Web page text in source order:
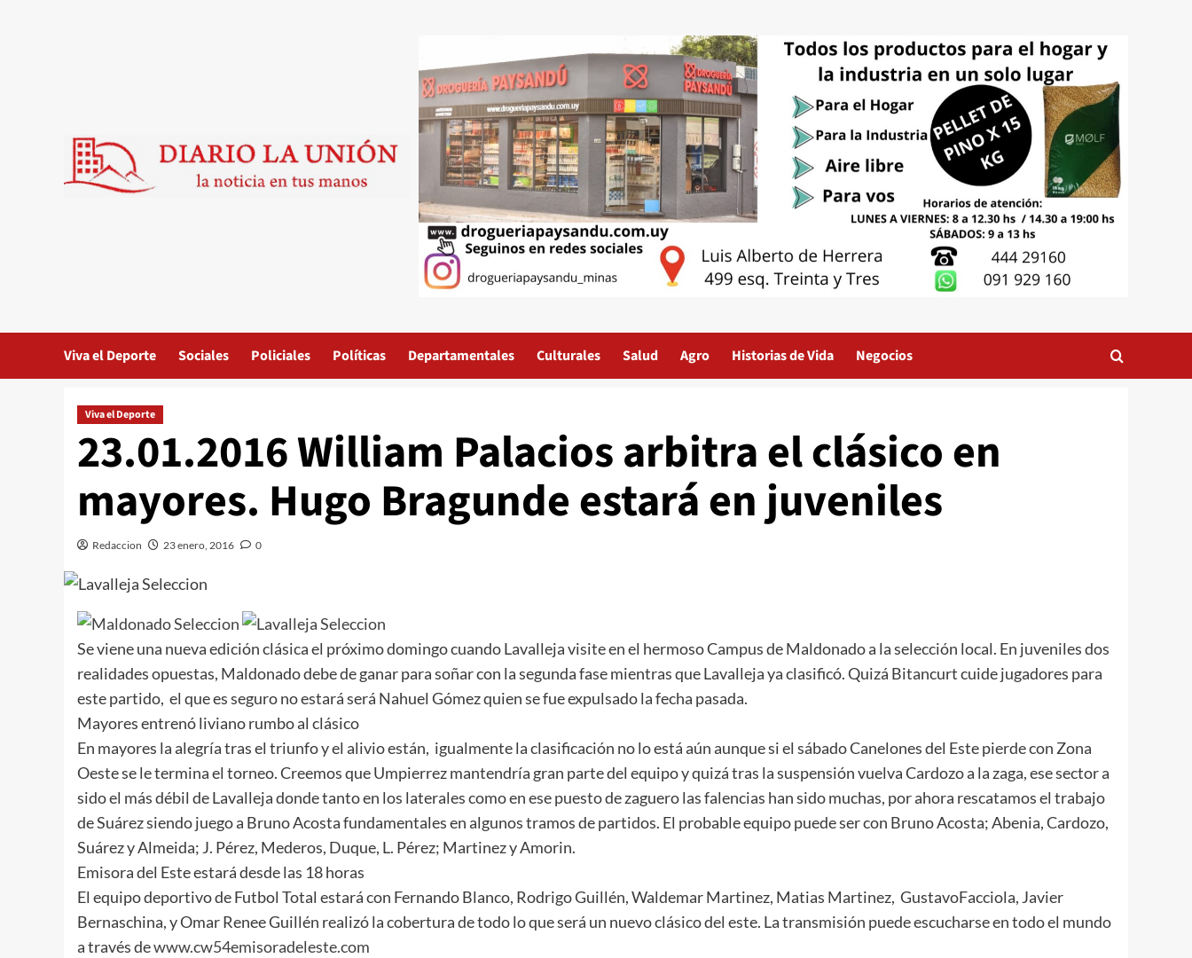
Viva el Deporte Sociales Policiales Políticas Departamentales Culturales Salud Agro Historias de Vida Negocios
Viva el Deporte
23.01.2016 William Palacios arbitra el clásico en
mayores. Hugo Bragunde estará en juveniles
Redaccion 23 enero, 2016 0
Se viene una nueva edición clásica el próximo domingo cuando Lavalleja visite en el hermoso Campus de Maldonado a la selección local. En juveniles dos
realidades opuestas, Maldonado debe de ganar para soñar con la segunda fase mientras que Lavalleja ya clasificó. Quizá Bitancurt cuide jugadores para
este partido, el que es seguro no estará será Nahuel Gómez quien se fue expulsado la fecha pasada.
Mayores entrenó liviano rumbo al clásico
En mayores la alegría tras el triunfo y el alivio están, igualmente la clasificación no lo está aún aunque si el sábado Canelones del Este pierde con Zona
Oeste se le termina el torneo. Creemos que Umpierrez mantendría gran parte del equipo y quizá tras la suspensión vuelva Cardozo a la zaga, ese sector a
sido el más débil de Lavalleja donde tanto en los laterales como en ese puesto de zaguero las falencias han sido muchas, por ahora rescatamos el trabajo
de Suárez siendo juego a Bruno Acosta fundamentales en algunos tramos de partidos. El probable equipo puede ser con Bruno Acosta; Abenia, Cardozo,
Suárez y Almeida; J. Pérez, Mederos, Duque, L. Pérez; Martinez y Amorin.
Emisora del Este estará desde las 18 horas
El equipo deportivo de Futbol Total estará con Fernando Blanco, Rodrigo Guillén, Waldemar Martinez, Matias Martinez, GustavoFacciola, Javier
Bernaschina, y Omar Renee Guillén realizó la cobertura de todo lo que será un nuevo clásico del este. La transmisión puede escucharse en todo el mundo
a través dewww.cw54emisoradeleste.com